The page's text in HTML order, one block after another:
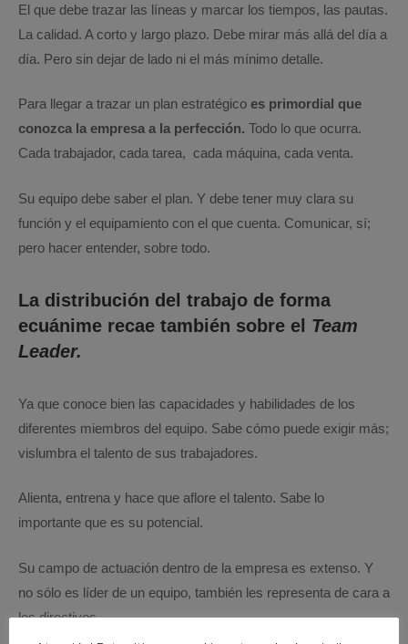
El que debe trazar las líneas y marcar los tiempos, las pautas.
La calidad. A corto y largo plazo. Debe mirar más allá del día a
día. Pero sin dejar de lado ni el más mínimo detalle.
Para llegar a trazar un plan estratégico es primordial que
conozca la empresa a la perfección. Todo lo que ocurra.
Cada trabajador, cada tarea, cada máquina, cada venta.
Su equipo debe saber el plan. Y debe tener muy clara su
función y el equipamiento con el que cuenta. Comunicar, sí;
pero hacer entender, sobre todo.
La distribución del trabajo de forma
ecuánime recae también sobre el Team
Leader.
Ya que conoce bien las capacidades y habilidades de los
diferentes miembros del equipo. Sabe cómo puede exigir más;
vislumbra el talento de sus trabajadores.
Alienta, entrena y hace que aflore el talento. Sabe lo
importante que es su potencial.
Su campo de actuación dentro de la empresa es extenso. Y
no sólo es líder de un equipo, también les representa de cara a
los directivos.